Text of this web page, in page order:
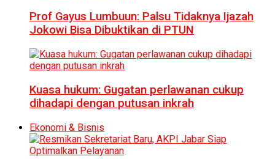
Prof Gayus Lumbuun: Palsu Tidaknya Ijazah
Jokowi Bisa Dibuktikan di PTUN
Kuasa hukum: Gugatan perlawanan cukup
dihadapi dengan putusan inkrah
Ekonomi & Bisnis